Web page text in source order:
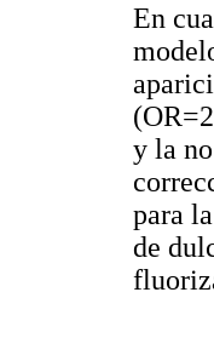
En
y la
para
de